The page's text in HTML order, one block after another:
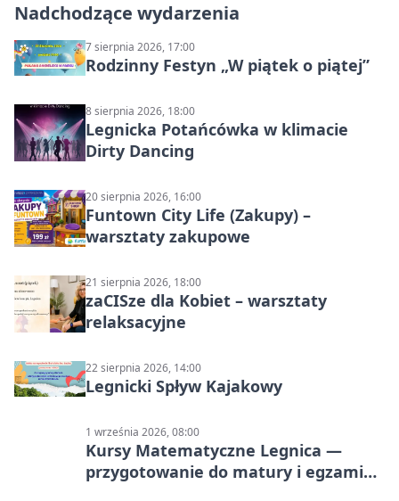
Nadchodzące wydarzenia
7 sierpnia 2026, 17:00
Rodzinny Festyn „W piątek o piątej”
8 sierpnia 2026, 18:00
Legnicka Potańcówka w klimacie
Dirty Dancing
20 sierpnia 2026, 16:00
Funtown City Life (Zakupy) –
warsztaty zakupowe
21 sierpnia 2026, 18:00
zaCISze dla Kobiet – warsztaty
relaksacyjne
22 sierpnia 2026, 14:00
Legnicki Spływ Kajakowy
1 września 2026, 08:00
Kursy Matematyczne Legnica —
przygotowanie do matury i egzaminu